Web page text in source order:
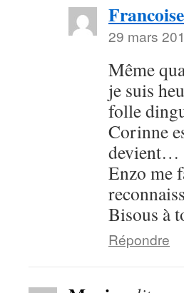
Francoise
29 mars
Même
je suis
folle
Corinne
devient…
Enzo me
Bisous à
Répondre